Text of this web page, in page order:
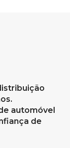
automóvel
de